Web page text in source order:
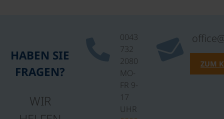
HABEN SIE
FRAGEN?
WIR
0043
732
2080
MO-
FR 9-
17
UHR
ZUM